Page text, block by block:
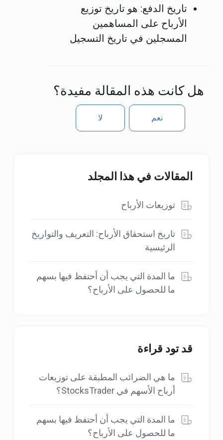
تاريخ الدفع: هو تاريخ توزيع
الأرباح على المساهمين
المسجلين في تاريخ التسجيل
هل كانت هذه المقالة مفيدة؟
لا نعم
المقالات في هذا المجلد
توزيعات الأرباح
تاريخ استحقاق الأرباح: التعريف والتواريخ
الرئيسية
ما المدة التي يجب أن أحتفظ فيها بسهم
ما للحصول على الأرباح؟
قد تود قراءة
ما هي الضرائب المطبقة على توزيعات
أرباح الأسهم في StocksTrader؟
ما المدة التي يجب أن أحتفظ فيها بسهم
ما للحصول على الأرباح؟